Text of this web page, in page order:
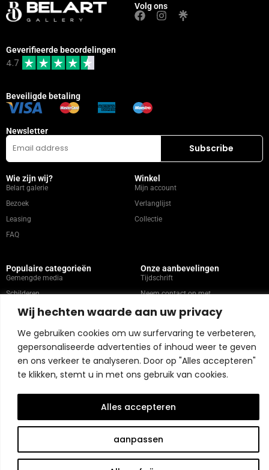
Wij hechten waarde aan uw privacy
We gebruiken cookies om uw surfervaring te verbeteren,
gepersonaliseerde advertenties of inhoud weer te geven
en ons verkeer te analyseren. Door op "Alles accepteren"
te klikken, stemt u in met ons gebruik van cookies.
aanpassen
Alles accepteren
Volg ons
Geverifieerde beoordelingen
4.7
Beveiligde betaling
Newsletter
Wie zijn wij?
Belart galerie
Bezoek
Leasing
FAQ
Winkel
Mijn account
Verlanglijst
Collectie
Populaire categorieën
Gemengde media
Schilderen
Abstract
Onze aanbevelingen
Tijdschrift
Neem contact op met
Kunstenaars
Winkelbeleid
Copyright © 2026 Belart Gallery | Powered by Carre agency